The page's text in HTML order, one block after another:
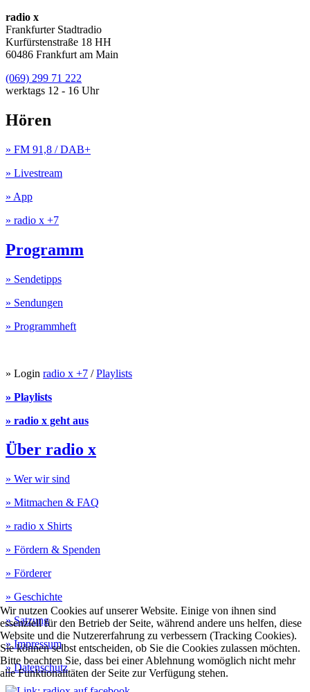
radio x
Frankfurter Stadtradio
Kurfürstenstraße 18 HH
60486 Frankfurt am Main
(069) 299 71 222
werktags 12 - 16 Uhr
Hören
» FM 91,8 / DAB+
» Livestream
» App
» radio x +7
Programm
» Sendetipps
» Sendungen
» Programmheft
» Login radio x +7 /Playlists
» Playlists
» radio x geht aus
Über radio x
» Wer wir sind
» Mitmachen & FAQ
» radio x Shirts
» Fördern & Spenden
» Förderer
» Geschichte
» Satzung
» Impressum
» Datenschutz
Wir nutzen Cookies auf unserer Website. Einige von ihnen sind
essenziell für den Betrieb der Seite, während andere uns helfen, diese
Website und die Nutzererfahrung zu verbessern (Tracking Cookies).
Sie können selbst entscheiden, ob Sie die Cookies zulassen möchten.
Bitte beachten Sie, dass bei einer Ablehnung womöglich nicht mehr
alle Funktionalitäten der Seite zur Verfügung stehen.